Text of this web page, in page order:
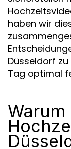
haben wir
Düsseldorf
Tag optimal
Warum